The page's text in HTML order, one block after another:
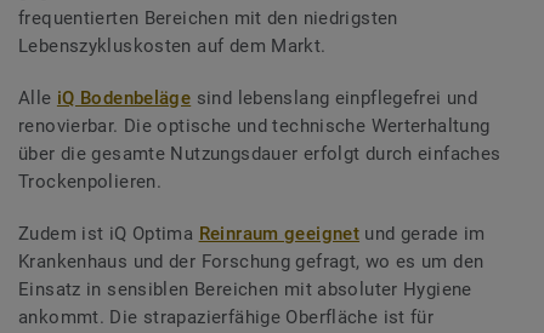
frequentierten Bereichen mit den niedrigsten
Lebenszykluskosten auf dem Markt.
Alle iQ Bodenbeläge sind lebenslang einpflegefrei und
renovierbar. Die optische und technische Werterhaltung
über die gesamte Nutzungsdauer erfolgt durch einfaches
Trockenpolieren.
Zudem ist iQ Optima Reinraum geeignet und gerade im
Krankenhaus und der Forschung gefragt, wo es um den
Einsatz in sensiblen Bereichen mit absoluter Hygiene
ankommt. Die strapazierfähige Oberfläche ist für